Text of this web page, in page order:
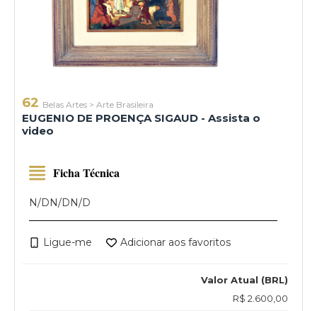
62 Belas Artes > Arte Brasileira
EUGENIO DE PROENÇA SIGAUD - Assista o
video
Valor Atual (BRL)
R$ 2.600,00
Ficha Técnica
N/DN/DN/D
Ligue-me Adicionar aos favoritos